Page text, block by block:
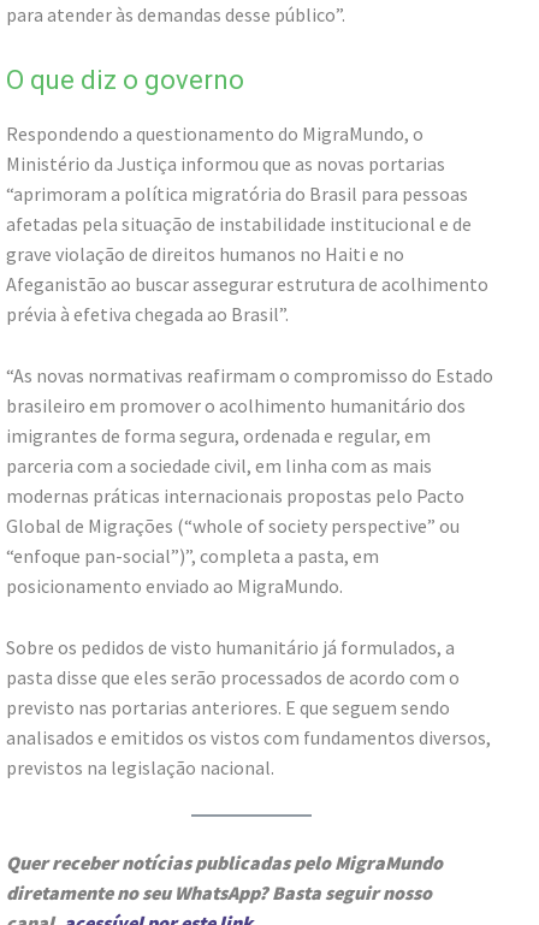
para atender às demandas desse público”.
O que diz o governo
Respondendo a questionamento do MigraMundo, o
Ministério da Justiça informou que as novas portarias
“aprimoram a política migratória do Brasil para pessoas
afetadas pela situação de instabilidade institucional e de
grave violação de direitos humanos no Haiti e no
Afeganistão ao buscar assegurar estrutura de acolhimento
prévia à efetiva chegada ao Brasil”.
“As novas normativas reafirmam o compromisso do Estado
brasileiro em promover o acolhimento humanitário dos
imigrantes de forma segura, ordenada e regular, em
parceria com a sociedade civil, em linha com as mais
modernas práticas internacionais propostas pelo Pacto
Global de Migrações (“whole of society perspective” ou
“enfoque pan-social”)”, completa a pasta, em
posicionamento enviado ao MigraMundo.
Sobre os pedidos de visto humanitário já formulados, a
pasta disse que eles serão processados de acordo com o
previsto nas portarias anteriores. E que seguem sendo
analisados e emitidos os vistos com fundamentos diversos,
previstos na legislação nacional.
Quer receber notícias publicadas pelo MigraMundo
diretamente no seu WhatsApp? Basta seguir nosso